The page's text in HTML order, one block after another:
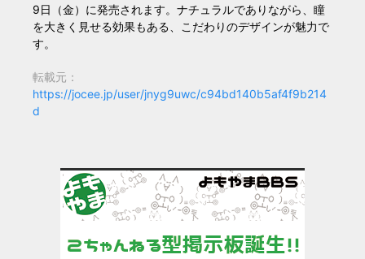
9日（金）に発売されます。ナチュラルでありながら、瞳
を大きく見せる効果もある、こだわりのデザインが魅力で
す。
転載元：
https://jocee.jp/user/jnyg9uwc/c94bd140b5af4f9b214
d